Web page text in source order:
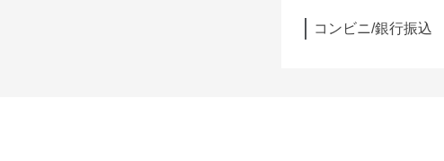
コンビニ/銀行振込